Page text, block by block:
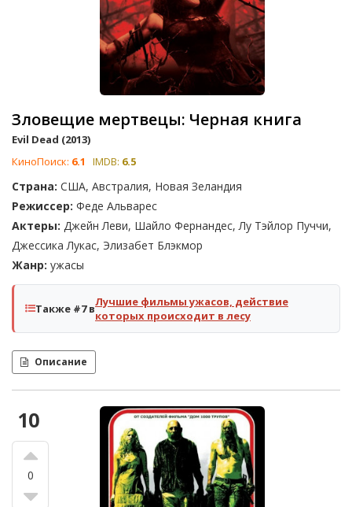
Зловещие мертвецы: Черная книга
Evil Dead (2013)
КиноПоиск: 6.1 IMDB: 6.5
Страна: США, Австралия, Новая Зеландия
Режиссер: Феде Альварес
Актеры: Джейн Леви, Шайло Фернандес, Лу Тэйлор Пуччи,
Джессика Лукас, Элизабет Блэкмор
Жанр: ужасы
Также #7 вЛучшие фильмы ужасов, действие
которых происходит в лесу
Описание
10
0